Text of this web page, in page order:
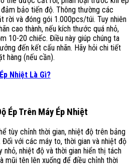
bảo tiến độ. Thông thường các
rời và đóng gói 1.000pcs/túi. Tuy nhiên
cao thành, nếu kích thước quá nhỏ,
10-20 chiếc. Điều này giúp chúng ta
đến kết cấu nhãn. Hãy hỏi chi tiết
hàng (nếu cần).
Nhiệt Là Gì?
Ép Trên Máy Ép Nhiệt
tùy chỉnh thời gian, nhiệt độ trên bảng
với các máy to, thời gian và nhiệt độ
nhỏ, nhiệt độ và thời gian hiển thị tách
mũi tên lên xuống để điều chỉnh thời